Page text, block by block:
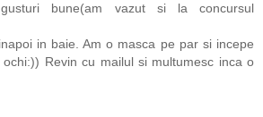
bune(am vazut si la concursul
in baie. Am o masca pe par si incepe
Revin cu mailul si multumesc inca o